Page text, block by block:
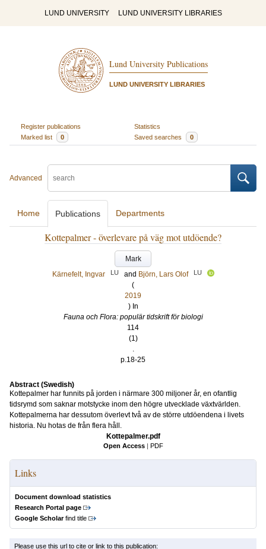
LUND UNIVERSITY LUND UNIVERSITY LIBRARIES
Lund University Publications
LUND UNIVERSITY LIBRARIES
Register publications
Statistics
Marked list
0 Saved searches 0
Advanced
Home Publications Departments
Kottepalmer - överlevare på väg mot utdöende?
Mark
Kärnefelt, Ingvar
LU and Björn, Lars Olof LU
(
2019
) In
Fauna och Flora: populär tidskrift för biologi
114
(1)
.
p.18-25
Abstract (Swedish)
Kottepalmer har funnits på jorden i närmare 300 miljoner år, en ofantlig
tidsrymd som saknar motstycke inom den högre utvecklade växtvärlden.
Kottepalmerna har dessutom överlevt två av de större utdöendena i livets
historia. Nu hotas de från flera håll.
Kottepalmer.pdf
Open Access | PDF
Links
Document download statistics
Research Portal page
Google Scholarfind title
Please use this url to cite or link to this publication: